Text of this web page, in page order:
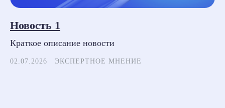
Новость 1
Краткое описание новости
02.07.2026 ЭКСПЕРТНОЕ МНЕНИЕ